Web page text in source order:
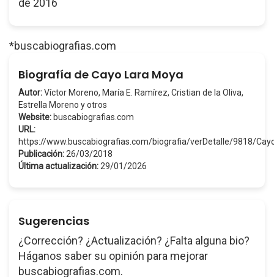
de 2016
*buscabiografias.com
Biografía de Cayo Lara Moya
Autor:Víctor Moreno, María E. Ramírez, Cristian de la Oliva,
Estrella Moreno y otros
Website: buscabiografias.com
URL:
https://www.buscabiografias.com/biografia/verDetalle/9818/
Publicación: 26/03/2018
Última actualización: 29/01/2026
Sugerencias
¿Corrección? ¿Actualización? ¿Falta alguna bio?
Háganos saber su opinión para mejorar
buscabiografias.com.